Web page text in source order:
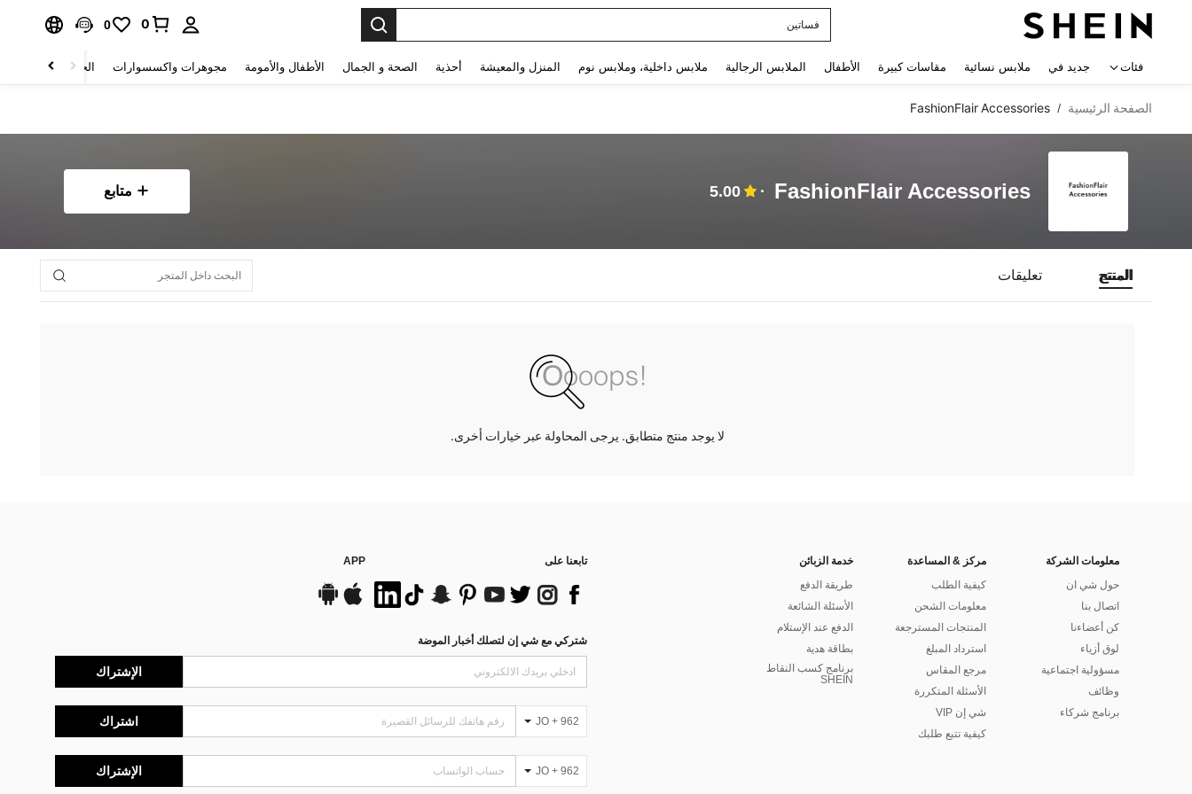
فساتين
0
0
فئات جديد في ملابس نسائية مقاسات كبيرة الأطفال الملابس الرجالية ملابس داخلية، وملابس نوم المنزل والمعيشة أحذية الصحة و الجمال الأطفال والأمومة مجوهرات واكسسوارات الحقائب والأمتعة
الصفحة الرئيسية /
FashionFlair Accessories
FashionFlair Accessories
5.00 متابع
المنتج تعليقات
لا يوجد منتج متطابق. يرجى المحاولة عبر خيارات أخرى.
معلومات الشركة
حول شي ان
اتصال بنا
كن أعضاءنا
لوق أزياء
مسؤولية اجتماعية
وظائف
برنامج شركاء
مركز & المساعدة
كيفية الطلب
معلومات الشحن
المنتجات المسترجعة
استرداد المبلغ
مرجع المقاس
الأسئلة المتكررة
شي إن VIP
كيفية تتبع طلبك
خدمة الزبائن
طريقة الدفع
الأسئلة الشائعة
الدفع عند الإستلام
بطاقة هدية
برنامج كسب النقاط
SHEIN
تابعنا على APP
شتركي مع شي إن لتصلك أخبار الموضة
الإشتراك
JO + 962 اشتراك
JO + 962 الإشتراك